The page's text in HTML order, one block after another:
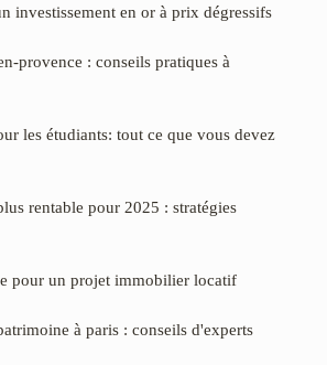
investissement en or à prix dégressifs
provence : conseils pratiques à
les étudiants: tout ce que vous devez
rentable pour 2025 : stratégies
pour un projet immobilier locatif
à paris : conseils d'experts